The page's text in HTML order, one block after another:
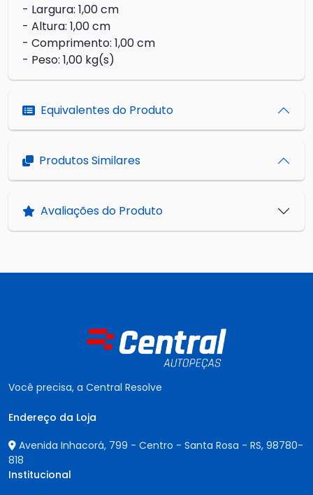
- Largura: 1,00 cm
- Altura: 1,00 cm
- Comprimento: 1,00 cm
- Peso: 1,00 kg(s)
Equivalentes do Produto
Produtos Similares
Avaliações do Produto
Você precisa, a Central Resolve
Endereço da Loja
Avenida Inhacorá, 799 - Centro - Santa Rosa - RS, 98780-
818
Institucional